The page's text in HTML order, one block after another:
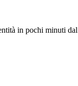
in pochi minuti dal